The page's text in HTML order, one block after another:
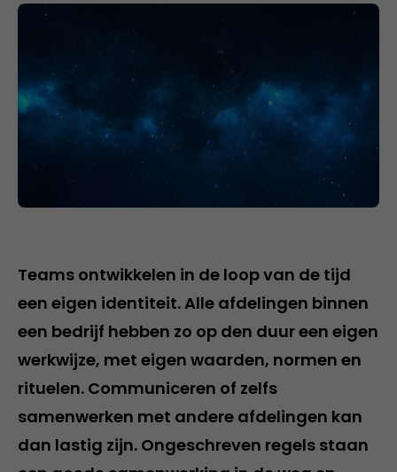
Teams ontwikkelen in de loop van de tijd
een eigen identiteit. Alle afdelingen binnen
een bedrijf hebben zo op den duur een eigen
werkwijze, met eigen waarden, normen en
rituelen. Communiceren of zelfs
samenwerken met andere afdelingen kan
dan lastig zijn. Ongeschreven regels staan